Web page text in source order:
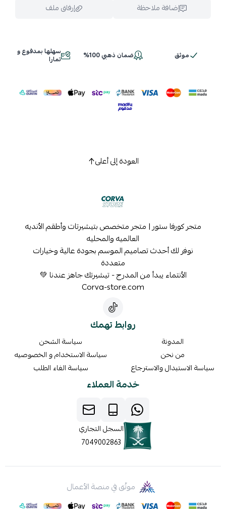
إضافة ملاحظة إرفاق ملف
اسحب و افلت الملف هنا
موثق ضمان ذهبي 100% سهلها بمدفوع و
تمارا
العودة إلى أعلى
متجر كورفا ستور | متجر متخصص بتيشيرتات وأطقم الأنديه
العالميه والمحليه
نوفر لك أحدث تصاميم الموسم بجودة عالية وخيارات
متعددة
الأنتماء يبدأ من المدرج - تيشيرتك جاهز عندنا 💚
Corva-store.com
روابط تهمك
المدونة
من نحن
سياسة الاستبدال والاسترجاع
سياسة الشحن
سياسة الاستخدام و الخصوصيه
سياسة الغاء الطلب
خدمة العملاء
السجل التجاري
7049002863
موثّق في منصة الأعمال